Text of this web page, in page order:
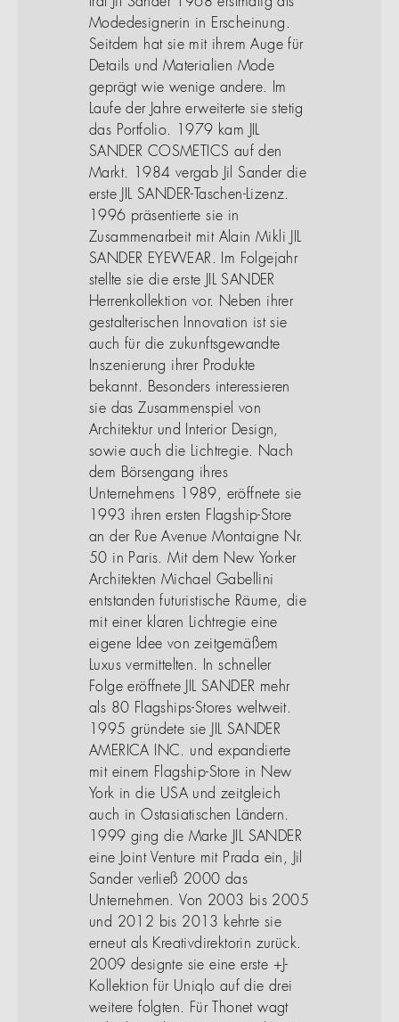
trat Jil Sander 1968 erstmalig als
Modedesignerin in Erscheinung.
Seitdem hat sie mit ihrem Auge für
Details und Materialien Mode
geprägt wie wenige andere. Im
Laufe der Jahre erweiterte sie stetig
das Portfolio. 1979 kam JIL
SANDER COSMETICS auf den
Markt. 1984 vergab Jil Sander die
erste JIL SANDER-Taschen-Lizenz.
1996 präsentierte sie in
Zusammenarbeit mit Alain Mikli JIL
SANDER EYEWEAR. Im Folgejahr
stellte sie die erste JIL SANDER
Herrenkollektion vor. Neben ihrer
gestalterischen Innovation ist sie
auch für die zukunftsgewandte
Inszenierung ihrer Produkte
bekannt. Besonders interessieren
sie das Zusammenspiel von
Architektur und Interior Design,
sowie auch die Lichtregie. Nach
dem Börsengang ihres
Unternehmens 1989, eröffnete sie
1993 ihren ersten Flagship-Store
an der Rue Avenue Montaigne Nr.
50 in Paris. Mit dem New Yorker
Architekten Michael Gabellini
entstanden futuristische Räume, die
mit einer klaren Lichtregie eine
eigene Idee von zeitgemäßem
Luxus vermittelten. In schneller
Folge eröffnete JIL SANDER mehr
als 80 Flagships-Stores weltweit.
1995 gründete sie JIL SANDER
AMERICA INC. und expandierte
mit einem Flagship-Store in New
York in die USA und zeitgleich
auch in Ostasiatischen Ländern.
1999 ging die Marke JIL SANDER
eine Joint Venture mit Prada ein, Jil
Sander verließ 2000 das
Unternehmen. Von 2003 bis 2005
und 2012 bis 2013 kehrte sie
erneut als Kreativdirektorin zurück.
2009 designte sie eine erste +J-
Kollektion für Uniqlo auf die drei
weitere folgten. Für Thonet wagt